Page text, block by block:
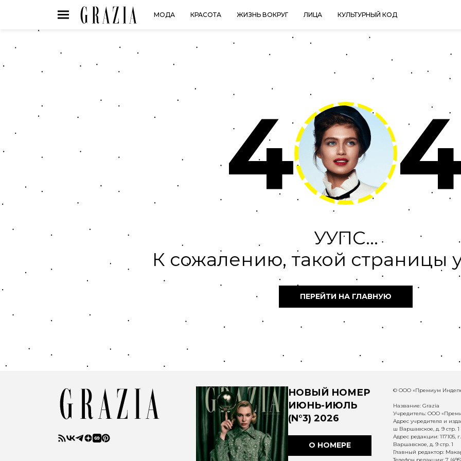
МОДА КРАСОТА ЖИЗНЬ ВОКРУГ ЛИЦА КУЛЬТУРНЫЙ КОД
4
УУПС...
К сожалению, такой страницы
ПЕРЕЙТИ НА ГЛАВНУЮ
НОВЫЙ НОМЕР
ИЮНЬ-ИЮЛЬ
(N°3) 2026
О НОМЕРЕ
© ООО «Премиум
Название: Grazia
Учредитель: ООО
Адрес учредителя и
ш Варшавское, д. 9 стр. 1
Адрес редакции:
Варшавское, д. 9 стр. 1
Главный редактор: